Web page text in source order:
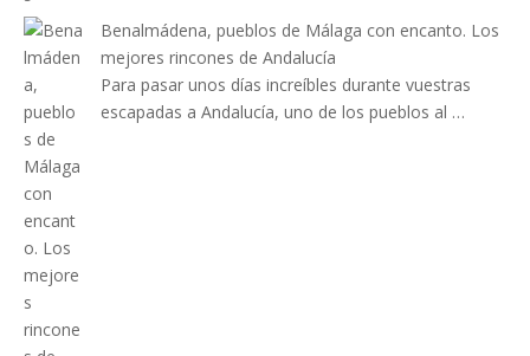
Benalmádena, pueblos de Málaga con encanto. Los
mejores rincones de Andalucía
Para pasar unos días increíbles durante vuestras
escapadas a Andalucía, uno de los pueblos al …